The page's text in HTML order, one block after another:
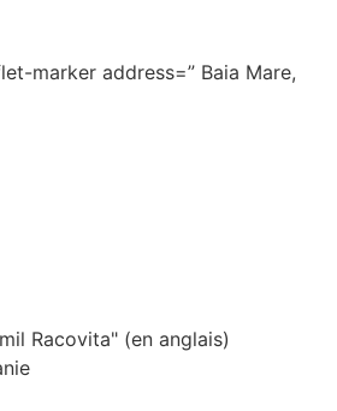
marker address=” Baia Mare,
Racovita" (en anglais)